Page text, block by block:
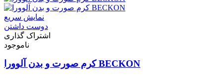
نمایش سریع
دوست داشتن
اشتراک گذاری
ناموجود
کرم صورت و بدن آلوورا BECKON